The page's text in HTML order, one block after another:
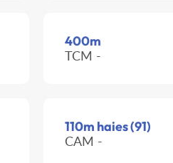
400m
TCM -
110m haies (91)
CAM -